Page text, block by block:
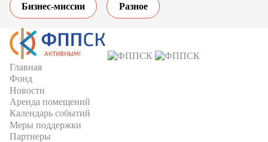
Бизнес-миссии Разное
Главная
Фонд
Новости
Аренда помещений
Календарь событий
Меры поддержки
Партнеры